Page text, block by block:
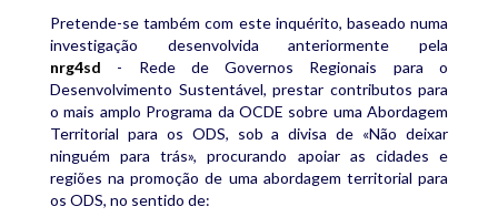
Pretende-se também com este inquérito, baseado numa
investigação desenvolvida anteriormente pela
nrg4sd - Rede de Governos Regionais para o
Desenvolvimento Sustentável, prestar contributos para
o mais amplo Programa da OCDE sobre uma Abordagem
Territorial para os ODS, sob a divisa de «Não deixar
ninguém para trás», procurando apoiar as cidades e
regiões na promoção de uma abordagem territorial para
os ODS, no sentido de: